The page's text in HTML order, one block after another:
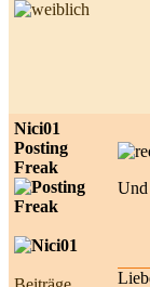
Nici01
Posting
Freak
Und